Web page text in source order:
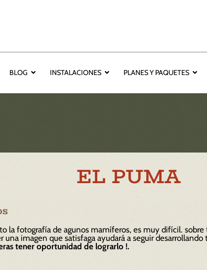
BLOG INSTALACIONES PLANES Y PAQUETES
EL PUMA
la fotografía de agunos mamíferos, es muy difícil.
una imagen que satisfaga ayudará a seguir desarrollando
tener oportunidad de lograrlo !.